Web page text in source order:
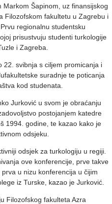
Šapinom, uz finansijskog
Filozofskom fakultetu u Zagrebu i
regionalnu studentsku
prisustvuju studenti turkologije
i Zagreba.
22. svibnja s ciljem promicanja i
suradnje te poticanja
kod studenata.
Jurković u svom je obraćanju
postojanjem katedre
1994. godine, te kazao kako je
odsjeku.
odsjek za turkologiju u regiji.
ove konferencije, prve takve
u nizu konferencija u čijim
iz Turske, kazao je Jurković.
Filozofskog fakulteta Azra